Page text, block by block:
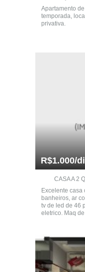
Apartamento
temporada,
privativa.
R$1.000/
CASA A 2
Excelente casa
banheiros, ar
tv de led de 46
eletrico. Maq